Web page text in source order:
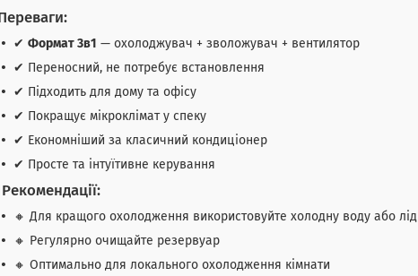
✔ Формат 3в1 — охолоджувач + зволожувач + вентилятор
✔ Переносний, не потребує встановлення
✔ Підходить для дому та офісу
✔ Покращує мікроклімат у спеку
✔ Економніший за класичний кондиціонер
✔ Просте та інтуїтивне керування
Рекомендації:
🔸 Для кращого охолодження використовуйте холодну воду або лід
🔸 Регулярно очищайте резервуар
🔸 Оптимально для локального охолодження кімнати